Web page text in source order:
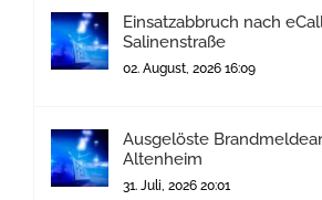
Einsatzabbruch nach
Salinenstraße
02. August, 2026 16:09
Ausgelöste
Altenheim
31. Juli, 2026 20:01